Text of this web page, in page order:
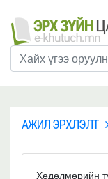
АЖИЛ ЭРХЛЭЛТ
Хөдөлмөрийн